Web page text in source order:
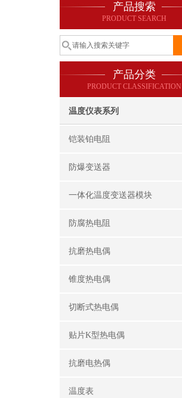
产品搜索
PRODUCT SEARCH
产品分类
PRODUCT CLASSIFICATION
温度仪表系列
铠装铂电阻
防爆变送器
一体化温度变送器模块
防腐热电阻
抗磨热电偶
锥度热电偶
切断式热电偶
贴片K型热电偶
抗磨电热偶
温度表